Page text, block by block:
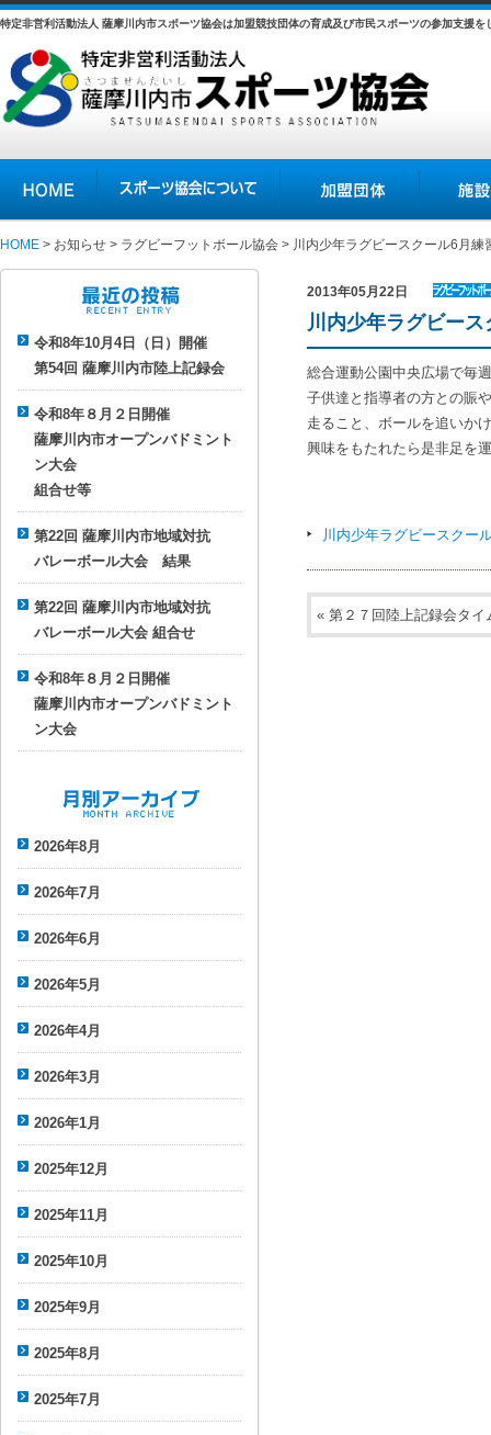
特定非営利活動法人 薩摩川内市スポーツ協会は加盟競技団体の育成及び市民スポーツの参加支援を
スポーツ協会について 加盟団体 施設の紹介
HOME > お知らせ > ラグビーフットボール協会 > 川内少年ラグビースクール6月練
令和8年10月4日（日）開催
第54回 薩摩川内市陸上記録会
令和8年８月２日開催
薩摩川内市オープンバドミント
ン大会
組合せ等
第22回 薩摩川内市地域対抗
バレーボール大会 結果
第22回 薩摩川内市地域対抗
バレーボール大会 組合せ
令和8年８月２日開催
薩摩川内市オープンバドミント
ン大会
2026年8月
2026年7月
2026年6月
2026年5月
2026年4月
2026年3月
2026年1月
2025年12月
2025年11月
2025年10月
2025年9月
2025年8月
2025年7月
2013年05月22日
ラグビー
フットボ
川内少年ラグビー
総合運動公園中央広場で毎
子供達と指導者の方との賑
走ること、ボールを追いか
興味をもたれたら是非足を
川内少年ラグビースクー
« 第２７回陸上記録会タイ